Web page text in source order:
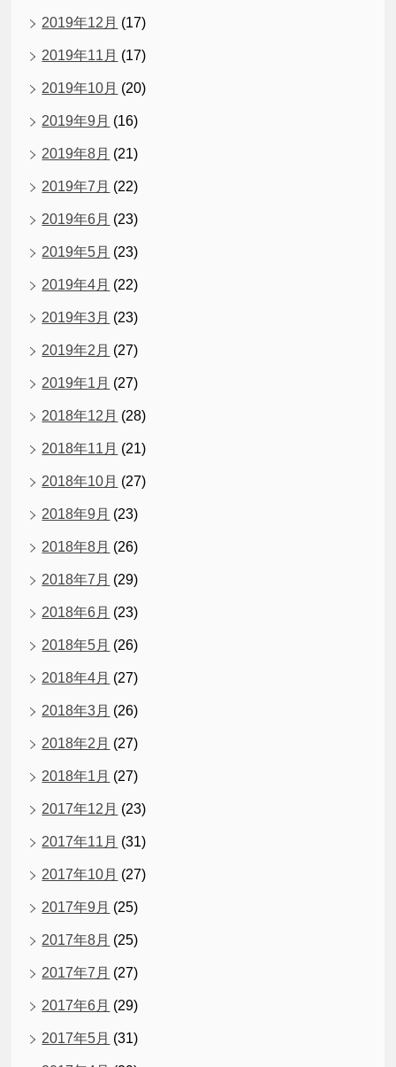
2019年12月 (17)
2019年11月 (17)
2019年10月 (20)
2019年9月 (16)
2019年8月 (21)
2019年7月 (22)
2019年6月 (23)
2019年5月 (23)
2019年4月 (22)
2019年3月 (23)
2019年2月 (27)
2019年1月 (27)
2018年12月 (28)
2018年11月 (21)
2018年10月 (27)
2018年9月 (23)
2018年8月 (26)
2018年7月 (29)
2018年6月 (23)
2018年5月 (26)
2018年4月 (27)
2018年3月 (26)
2018年2月 (27)
2018年1月 (27)
2017年12月 (23)
2017年11月 (31)
2017年10月 (27)
2017年9月 (25)
2017年8月 (25)
2017年7月 (27)
2017年6月 (29)
2017年5月 (31)